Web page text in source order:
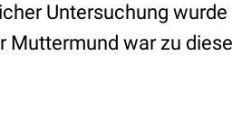
Untersuchung wurde
Muttermund war zu